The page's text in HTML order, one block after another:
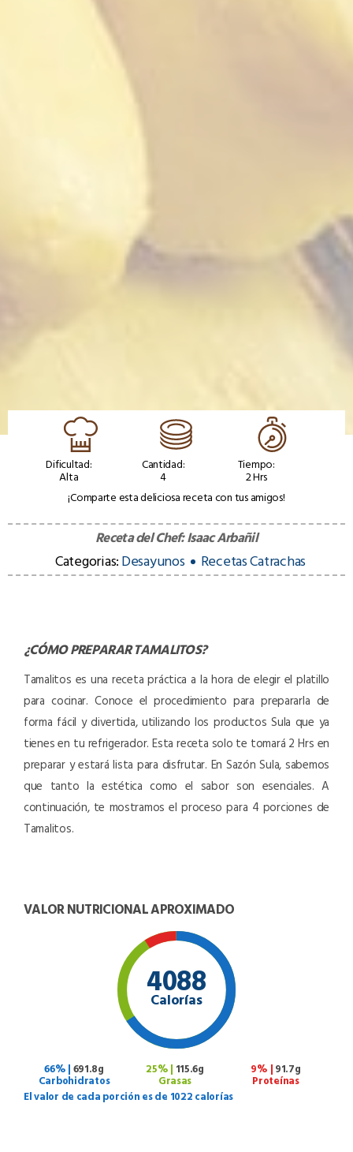
Dificultad:
Alta
Cantidad:
4
Tiempo:
2 Hrs
¡Comparte esta deliciosa receta con tus amigos!
Receta del Chef:Isaac Arbañil
Categorias:Desayunos Recetas Catrachas
¿CÓMO PREPARARTAMALITOS?
Tamalitos es una receta práctica a la hora de elegir el platillo
para cocinar. Conoce el procedimiento para prepararla de
forma fácil y divertida, utilizando los productos Sula que ya
tienes en tu refrigerador. Esta receta solo te tomará 2 Hrs en
preparar y estará lista para disfrutar. En Sazón Sula, sabemos
que tanto la estética como el sabor son esenciales. A
continuación, te mostramos el proceso para 4 porciones de
Tamalitos.
VALOR NUTRICIONAL APROXIMADO
4088
Calorías
66% | 691.8g
Carbohidratos
25% | 115.6g
Grasas
9% | 91.7g
Proteínas
El valor de cada porción es de 1022 calorías